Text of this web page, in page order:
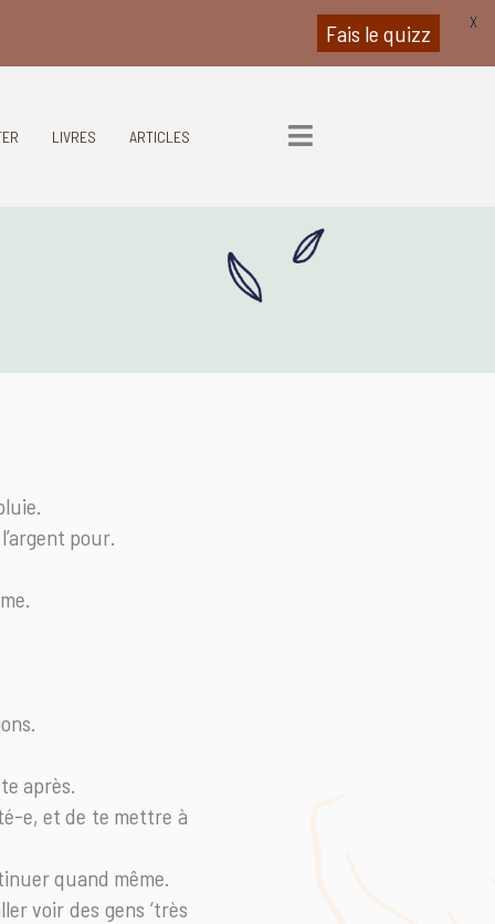
LIVRES ARTICLES
pour.
après.
e, et de te mettre à
quand même.
voir des gens ‘très
Fais le quizz X